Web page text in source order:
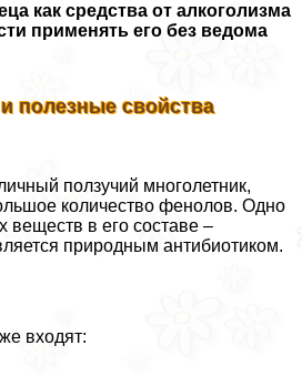
как средства от алкоголизма
применять его без ведома
полезные свойства
ползучий многолетник,
количество фенолов. Одно
веществ в его составе –
природным антибиотиком.
входят: